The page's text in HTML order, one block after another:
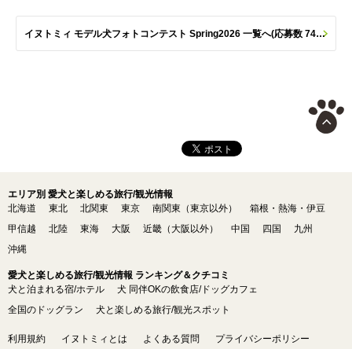
イヌトミィ モデル犬フォトコンテスト Spring2026 一覧へ(応募数 747枚)
エリア別 愛犬と楽しめる旅行/観光情報
北海道
東北 北関東 東京 南関東（東京以外）
箱根・熱海・伊豆
甲信越
北陸 東海 大阪 近畿（大阪以外） 中国 四国
九州
沖縄
愛犬と楽しめる旅行/観光情報 ランキング＆クチコミ
犬と泊まれる宿/ホテル
犬 同伴OKの飲食店/ドッグカフェ
全国のドッグラン
犬と楽しめる旅行/観光スポット
利用規約 イヌトミィとは よくある質問 プライバシーポリシー